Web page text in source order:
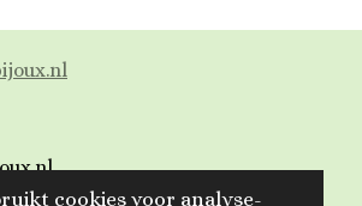
cookies voor analyse-